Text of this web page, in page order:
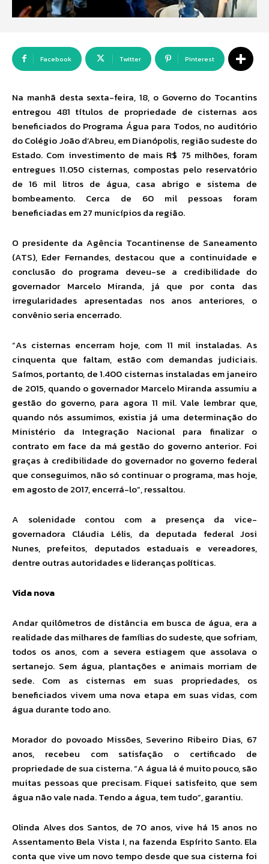
Facebook Twitter Pinterest
Na manhã desta sexta-feira, 18, o Governo do Tocantins
entregou 481 títulos de propriedade de cisternas aos
beneficiados do Programa Água para Todos, no auditório
do Colégio João d’Abreu, em Dianópolis, região sudeste do
Estado. Com investimento de mais R$ 75 milhões, foram
entregues 11.050 cisternas, compostas pelo reservatório
de 16 mil litros de água, casa abrigo e sistema de
bombeamento. Cerca de 60 mil pessoas foram
beneficiadas em 27 municípios da região.
O presidente da Agência Tocantinense de Saneamento
(ATS), Eder Fernandes, destacou que a continuidade e
conclusão do programa deveu-se a credibilidade do
governador Marcelo Miranda, já que por conta das
irregularidades apresentadas nos anos anteriores, o
convênio seria encerrado.
“As cisternas encerram hoje, com 11 mil instaladas. As
cinquenta que faltam, estão com demandas judiciais.
Saímos, portanto, de 1.400 cisternas instaladas em janeiro
de 2015, quando o governador Marcelo Miranda assumiu a
gestão do governo, para agora 11 mil. Vale lembrar que,
quando nós assumimos, existia já uma determinação do
Ministério da Integração Nacional para finalizar o
contrato em face da má gestão do governo anterior. Foi
graças à credibilidade do governador no governo federal
que conseguimos, não só continuar o programa, mas hoje,
em agosto de 2017, encerrá-lo”, ressaltou.
A solenidade contou com a presença da vice-
governadora Cláudia Lélis, da deputada federal Josi
Nunes, prefeitos, deputados estaduais e vereadores,
dentre outras autoridades e lideranças políticas.
Vida nova
Andar quilômetros de distância em busca de água, era a
realidade das milhares de famílias do sudeste, que sofriam,
todos os anos, com a severa estiagem que assolava o
sertanejo. Sem água, plantações e animais morriam de
sede. Com as cisternas em suas propriedades, os
beneficiados vivem uma nova etapa em suas vidas, com
água durante todo ano.
Morador do povoado Missões, Severino Ribeiro Dias, 67
anos, recebeu com satisfação o certificado de
propriedade de sua cisterna. “A água lá é muito pouco, são
muitas pessoas que precisam. Fiquei satisfeito, que sem
água não vale nada. Tendo a água, tem tudo”, garantiu.
Olinda Alves dos Santos, de 70 anos, vive há 15 anos no
Assentamento Bela Vista I, na fazenda Espírito Santo. Ela
conta que vive um novo tempo desde que sua cisterna foi